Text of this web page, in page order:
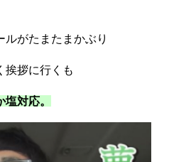
がたまたまかぶり
挨拶に行くも
対応。